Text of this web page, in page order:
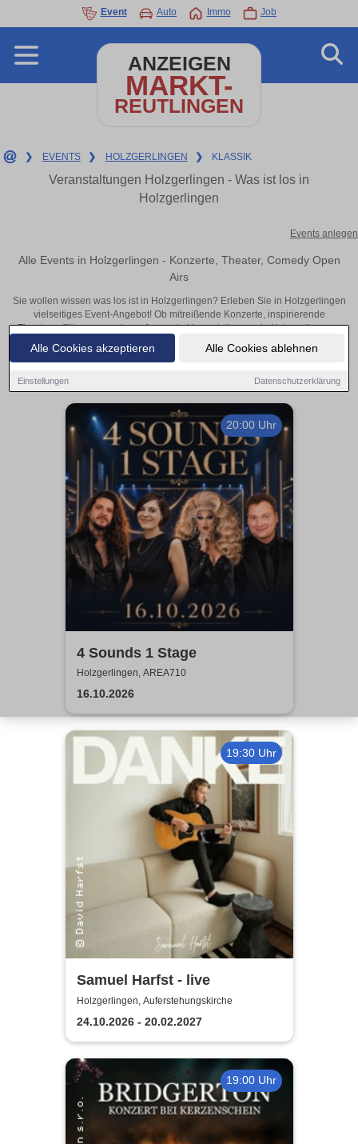
Alle Cookies akzeptieren Alle Cookies ablehnen
Einstellungen Datenschutzerklärung
Event Auto Immo Job
ANZEIGEN
MARKT-
REUTLINGEN
❯ EVENTS ❯ HOLZGERLINGEN ❯ KLASSIK
Veranstaltungen Holzgerlingen - Was ist los in
Holzgerlingen
Events anlegen
Alle Events in Holzgerlingen - Konzerte, Theater, Comedy Open
Airs
Sie wollen wissen was los ist in Holzgerlingen? Erleben Sie in Holzgerlingen
vielseitiges Event-Angebot! Ob mitreißende Konzerte, inspirierende
Theateraufführungen oder aufregende Veranstaltungen in Holzgerlingen –
hier finden alles im Überblick und Tickets.
20:00 Uhr
4 Sounds 1 Stage
Holzgerlingen, AREA710
16.10.2026
19:30 Uhr
Samuel Harfst - live
Holzgerlingen, Auferstehungskirche
24.10.2026 - 20.02.2027
19:00 Uhr